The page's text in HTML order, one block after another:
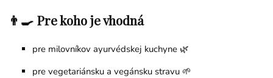
👨‍🍳 Pre koho je vhodná
pre milovníkov ayurvédskej kuchyne 🌿
pre vegetariánsku a vegánsku stravu 🌱